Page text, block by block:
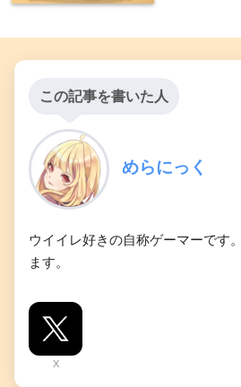
この記事を書いた人
めらにっく
ウイイレ好きの自称ゲーマーです
ます。
X